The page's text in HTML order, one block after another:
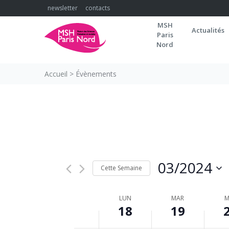
to
newsletter contacts
MSH
Paris
Nord
Actualités
Accueil > Évènements
Cette Semaine 03/2024
date
SEMAINE
LUN
18
MAR
19
05:00